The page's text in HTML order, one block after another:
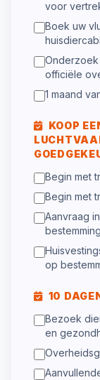
voor
Boek uw
officiële
1 maand
KOOP
Begin met
Begin met
Aanvraag
op
10
Bezoek
en